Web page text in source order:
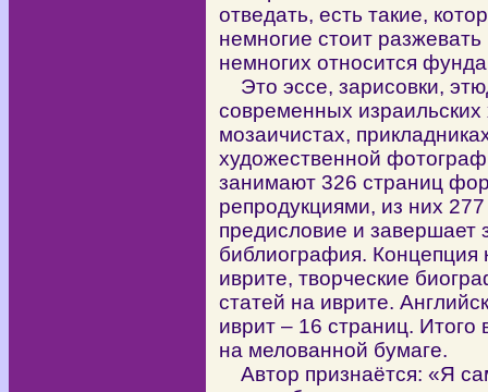
отведать, есть такие,
немногие стоит
немногих относится
Это эссе, зарисовки,
современных израильских
мозаичистах,
художественной
занимают 326 страниц
репродукциями, из них
предисловие и завершает
библиография. Концепция
иврите, творческие
статей на иврите.
иврит – 16 страниц.
на мелованной бумаге.
Автор признаётся: «Я